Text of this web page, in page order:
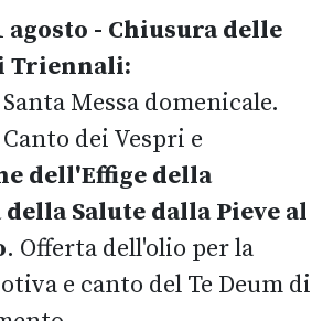
agosto - Chiusura delle
Triennali:
Messa domenicale.
dei Vespri e
dell'Effige della
Salute dalla Pieve al
. Offerta dell'olio per la
e canto del Te Deum di